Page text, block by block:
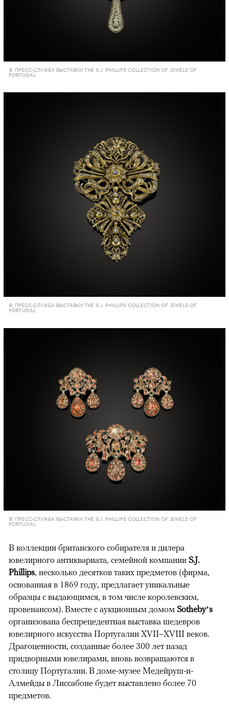
© ПРЕСС-СЛУЖБА ВЫСТАВКИ THE S.J. PHILLIPS COLLECTION OF JEWELS OF
PORTUGAL
© ПРЕСС-СЛУЖБА ВЫСТАВКИ THE S.J. PHILLIPS COLLECTION OF JEWELS OF
PORTUGAL
© ПРЕСС-СЛУЖБА ВЫСТАВКИ THE S.J. PHILLIPS COLLECTION OF JEWELS OF
PORTUGAL
В коллекции британского собирателя и дилера
ювелирного антиквариата, семейной компании S.J.
Phillips, несколько десятков таких предметов (фирма,
основанная в 1869 году, предлагает уникальные
образцы с выдающимся, в том числе королевским,
провенансом). Вместе с аукционным домом Sotheby’s
организована беспрецедентная выставка шедевров
ювелирного искусства Португалии XVII–XVIII веков.
Драгоценности, созданные более 300 лет назад
придворными ювелирами, вновь возвращаются в
столицу Португалии. В доме-музее Медейруш-и-
Алмейды в Лиссабоне будет выставлено более 70
предметов.